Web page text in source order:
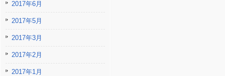
2017年6月
2017年5月
2017年3月
2017年2月
2017年1月